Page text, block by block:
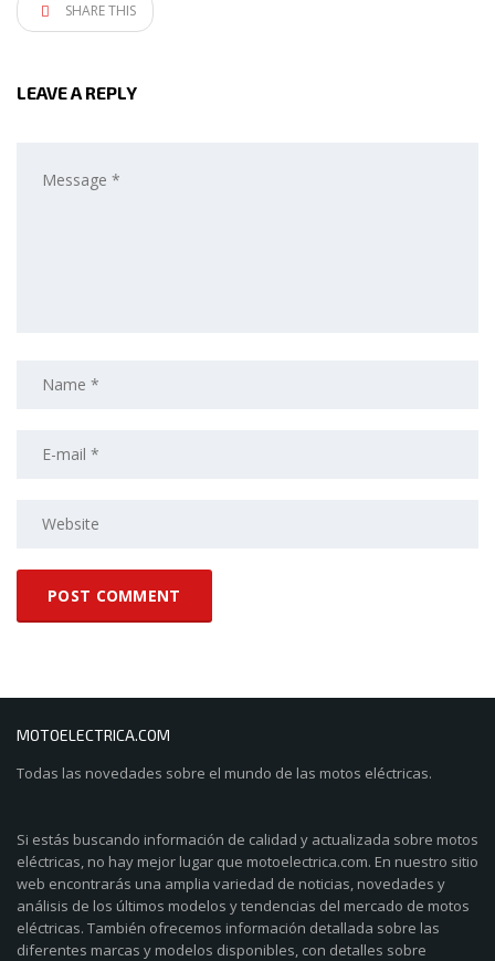
SHARE THIS
LEAVE A REPLY
MOTOELECTRICA.COM
Todas las novedades sobre el mundo de las motos eléctricas.
Si estás buscando información de calidad y actualizada sobre motos
eléctricas, no hay mejor lugar que motoelectrica.com. En nuestro sitio
web encontrarás una amplia variedad de noticias, novedades y
análisis de los últimos modelos y tendencias del mercado de motos
eléctricas. También ofrecemos información detallada sobre las
diferentes marcas y modelos disponibles, con detalles sobre